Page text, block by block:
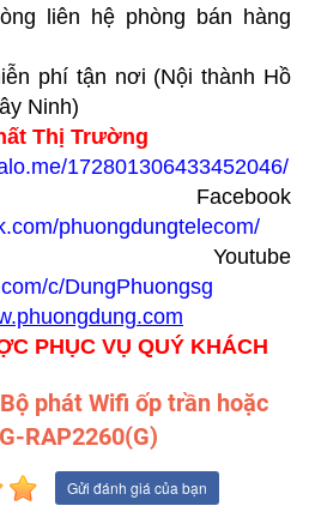
liên hệ phòng bán hàng
phí tận nơi (Nội thành Hồ
Ninh)
Thị Trường
172801306433452046/
phuongdungtelecom/
c/DungPhuongsg
huongdung.com
PHỤC VỤ QUÝ KHÁCH
phát Wifi ốp trần hoặc
RAP2260(G)
Gửi đánh giá của bạn